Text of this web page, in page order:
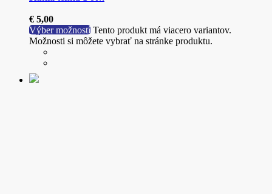
€ 5,00
Výber možností Tento produkt má viacero variantov.
Možnosti si môžete vybrať na stránke produktu.